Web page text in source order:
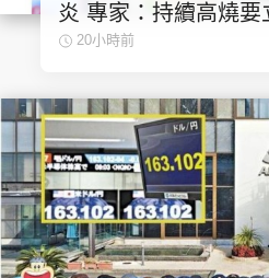
炎 專家：持續高燒
20小時前